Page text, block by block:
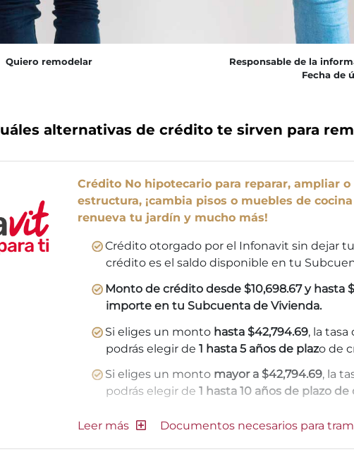
Quiero remodelar
Responsable de la
Fecha de
alternativas de crédito te sirven para
Crédito No hipotecario para reparar, ampliar
estructura, ¡cambia pisos o muebles de
renueva tu jardín y mucho más!
Crédito otorgado por el Infonavit sin dejar
crédito es el saldo disponible en tu
Monto de crédito desde $10,698.67 y hasta
importe en tu Subcuenta de Vivienda.
Si eliges un monto hasta $42,794.69, la
podrás elegir de 1 hasta 5 años de plazo de
Si eliges un monto mayor a $42,794.69, la
podrás elegir de 1 hasta 10 años de plazo
Documentos necesarios para